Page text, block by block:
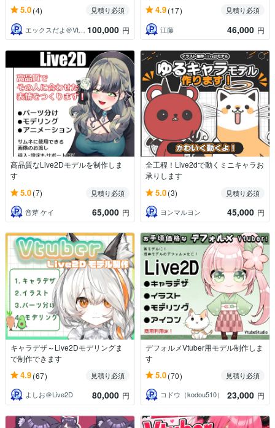
5.0(4)
見積り必須
エックスだよ＠Vtuber制作 100,000 円
4.9(17)
見積り必須
江藤
46,000 円
高品質なLive2Dモデルを制作しま
す
5.0(7)
見積り必須
音芽 ケイ
65,000 円
全工程！Live2dで動くミニキャラお
承りします
5.0(3)
見積り必須
ヨンマルヨン
45,000 円
キャラデザ～Live2Dモデリングま
で制作できます
4.9(67)
見積り必須
よしお＠Live2D
80,000 円
デフォルメVtuber用モデル制作しま
す
5.0(70)
見積り必須
コドウ（kodou510）
23,000 円